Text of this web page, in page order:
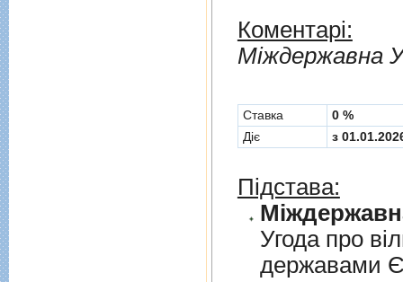
Коментарі:
Мiждержавна
Cтавка
0 %
Діє
з
Підстава:
Угода про
державами